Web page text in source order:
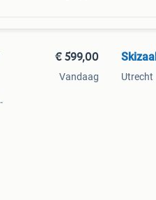
€ 599,00
Vandaag Utrecht